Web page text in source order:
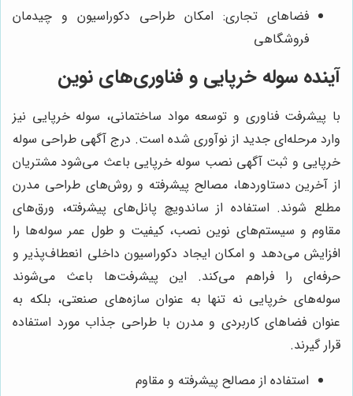
فضاهای تجاری: امکان طراحی دکوراسیون و چیدمان
فروشگاهی
آینده سوله خرپایی و فناوری‌های نوین
با پیشرفت فناوری و توسعه مواد ساختمانی، سوله خرپایی نیز
وارد مرحله‌ای جدید از نوآوری شده است. درج آگهی طراحی سوله
خرپایی و ثبت آگهی نصب سوله خرپایی باعث می‌شود مشتریان
از آخرین دستاوردها، مصالح پیشرفته و روش‌های طراحی مدرن
مطلع شوند. استفاده از ساندویچ پانل‌های پیشرفته، ورق‌های
مقاوم و سیستم‌های نوین نصب، کیفیت و طول عمر سوله‌ها را
افزایش می‌دهد و امکان ایجاد دکوراسیون داخلی انعطاف‌پذیر و
حرفه‌ای را فراهم می‌کند. این پیشرفت‌ها باعث می‌شوند
سوله‌های خرپایی نه تنها به عنوان سازه‌های صنعتی، بلکه به
عنوان فضاهای کاربردی و مدرن با طراحی جذاب مورد استفاده
قرار گیرند.
استفاده از مصالح پیشرفته و مقاوم